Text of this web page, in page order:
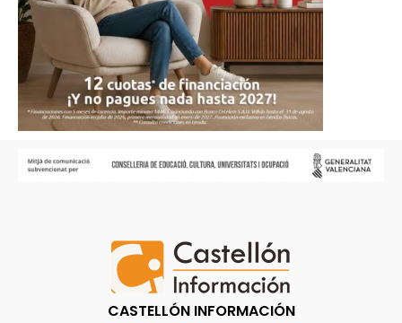
CASTELLÓN INFORMACIÓN